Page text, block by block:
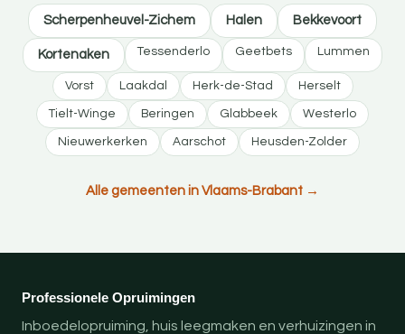
Scherpenheuvel-Zichem Halen Bekkevoort
Kortenaken Tessenderlo Geetbets Lummen
Vorst Laakdal Herk-de-Stad Herselt
Tielt-Winge Beringen Glabbeek Westerlo
Nieuwerkerken Aarschot Heusden-Zolder
Alle gemeenten in Vlaams-Brabant →
Professionele Opruimingen
Inboedelopruiming, huis leegmaken en verhuizingen in